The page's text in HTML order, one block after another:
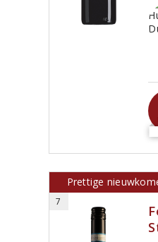
Prettige
7